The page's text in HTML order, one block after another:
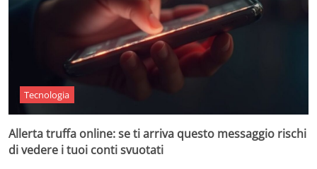
Tecnologia
Allerta truffa online: se ti arriva questo messaggio rischi
di vedere i tuoi conti svuotati